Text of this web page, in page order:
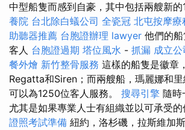
中型船隻而感到自豪，其中包括兩艘新的
養院 台北除白蟻公司 全瓷冠 北屯按摩療
助聽器推薦 台胞證辦理 lawyer 他們的
客人 台胞證過期 塔位風水 - 抓漏 成立公
餐外燴 新竹整骨服務 這樣的船隻是徽章
Regatta和Siren；而兩艘船，瑪麗娜和
可以為1250位客人服務。 搜尋引擎 隨時
尤其是如果專業人士有組織並以可承受的
證照考試準備 紐約，洛杉磯，拉斯維加